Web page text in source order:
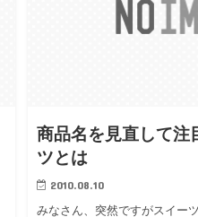
商品名を見直して注
ツとは
2010.08.10
みなさん、突然ですがスイー